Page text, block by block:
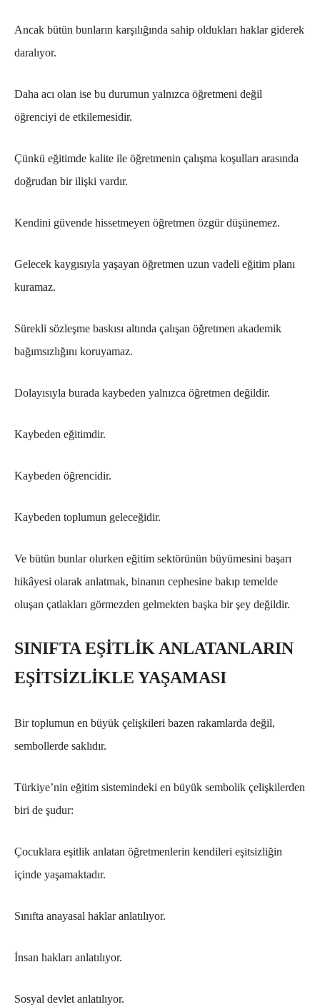
Ancak bütün bunların karşılığında sahip oldukları haklar giderek
daralıyor.
Daha acı olan ise bu durumun yalnızca öğretmeni değil
öğrenciyi de etkilemesidir.
Çünkü eğitimde kalite ile öğretmenin çalışma koşulları arasında
doğrudan bir ilişki vardır.
Kendini güvende hissetmeyen öğretmen özgür düşünemez.
Gelecek kaygısıyla yaşayan öğretmen uzun vadeli eğitim planı
kuramaz.
Sürekli sözleşme baskısı altında çalışan öğretmen akademik
bağımsızlığını koruyamaz.
Dolayısıyla burada kaybeden yalnızca öğretmen değildir.
Kaybeden eğitimdir.
Kaybeden öğrencidir.
Kaybeden toplumun geleceğidir.
Ve bütün bunlar olurken eğitim sektörünün büyümesini başarı
hikâyesi olarak anlatmak, binanın cephesine bakıp temelde
oluşan çatlakları görmezden gelmekten başka bir şey değildir.
SINIFTA EŞİTLİK ANLATANLARIN
EŞİTSİZLİKLE YAŞAMASI
Bir toplumun en büyük çelişkileri bazen rakamlarda değil,
sembollerde saklıdır.
Türkiye’nin eğitim sistemindeki en büyük sembolik çelişkilerden
biri de şudur:
Çocuklara eşitlik anlatan öğretmenlerin kendileri eşitsizliğin
içinde yaşamaktadır.
Sınıfta anayasal haklar anlatılıyor.
İnsan hakları anlatılıyor.
Sosyal devlet anlatılıyor.